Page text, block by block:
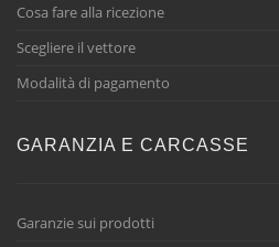
Cosa fare alla ricezione
Scegliere il vettore
Modalità di pagamento
GARANZIA E CARCASSE
Garanzie sui prodotti